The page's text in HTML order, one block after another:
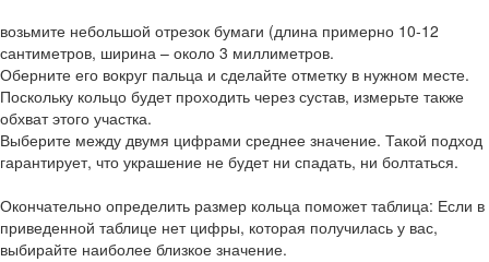
возьмите небольшой отрезок бумаги (длина примерно 10-12
сантиметров, ширина – около 3 миллиметров.
Оберните его вокруг пальца и сделайте отметку в нужном месте.
Поскольку кольцо будет проходить через сустав, измерьте также
обхват этого участка.
Выберите между двумя цифрами среднее значение. Такой подход
гарантирует, что украшение не будет ни спадать, ни болтаться.
Окончательно определить размер кольца поможет таблица: Если в
приведенной таблице нет цифры, которая получилась у вас,
выбирайте наиболее близкое значение.